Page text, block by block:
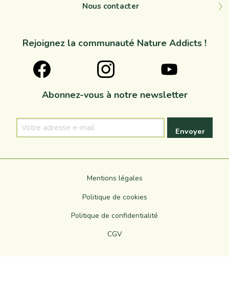
Nous contacter
Rejoignez la communauté Nature Addicts !
Abonnez-vous à notre newsletter
Votre
adresse
Mentions légales
Politique de cookies
Politique de confidentialité
CGV